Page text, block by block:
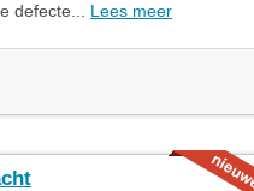
defecte... Lees meer